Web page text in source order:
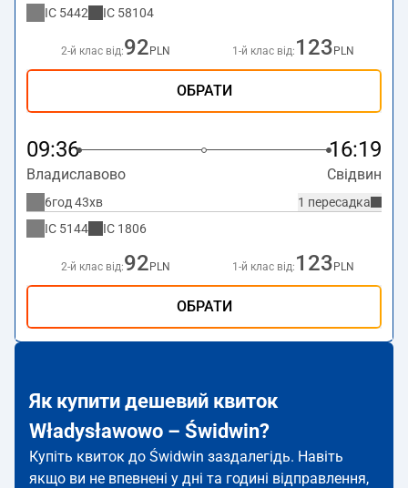
IC 5442 IC 58104
2-й клас від:92 PLN 1-й клас від: 123 PLN
ОБРАТИ
09:36 16:19
Владиславово Свідвин
1 пересадка
6год 43хв
IC 5144 IC 1806
2-й клас від:92 PLN 1-й клас від: 123 PLN
ОБРАТИ
Як купити дешевий квиток
Władysławowo – Świdwin?
Купіть квиток до Świdwin заздалегідь. Навіть
якщо ви не впевнені у дні та годині відправлення,